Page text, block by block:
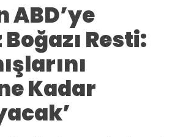
ABD’ye
Resti:
Kadar